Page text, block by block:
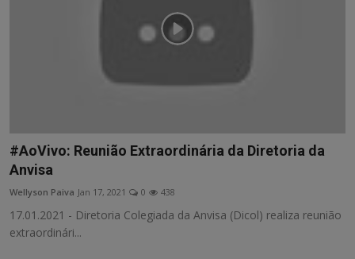
#AoVivo: Reunião Extraordinária da Diretoria da
Anvisa
Wellyson Paiva Jan 17, 2021 0 438
17.01.2021 - Diretoria Colegiada da Anvisa (Dicol) realiza reunião
extraordinári...